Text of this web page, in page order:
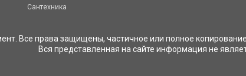
Сантехника
Все права защищены, частичное или полное
Вся представленная на сайте информация не